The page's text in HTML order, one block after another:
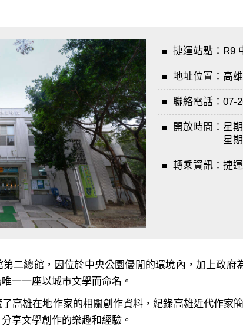
捷運站點： R9
地址位置： 高
聯絡電話： 07-
開放時間： 星
星
轉乘資訊： 捷
二總館，因位於中央公園優閒的環境內，加上政
一一座以城市文學而命名。
高雄在地作家的相關創作資料，紀錄高雄近代作家
享文學創作的樂趣和經驗。